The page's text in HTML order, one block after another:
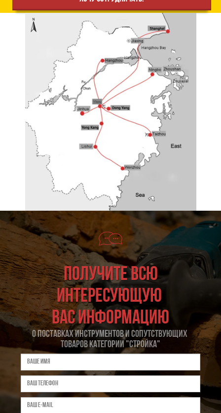
Получите всю
интересующую
вас информацию
О поставках инструментов и сопутствующих
товаров категории "Стройка"